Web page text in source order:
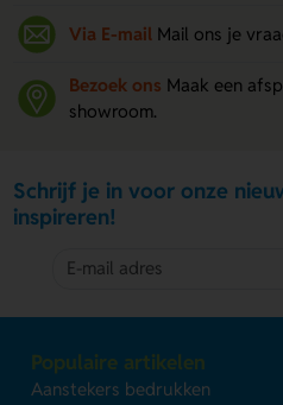
Via E-mail Mail ons je
Bezoek ons Maak een
showroom.
Schrijf je in voor onze
inspireren!
Populaire artikelen
Aanstekers bedrukken